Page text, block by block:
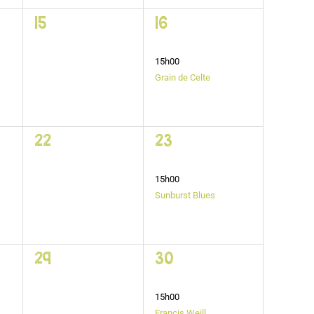
115
2
16
15h00
Grain de Celte
122
2
23
15h00
Sunburst Blues
129
2
30
15h00